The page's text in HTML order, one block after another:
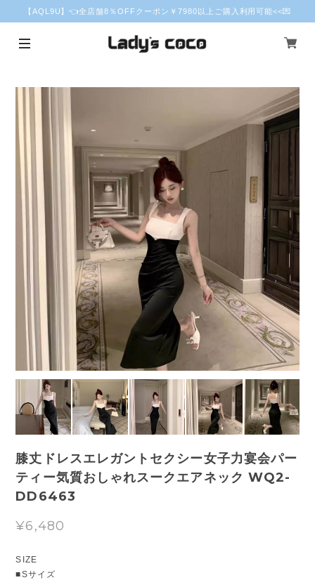
【AQL9U】👈全店舗8％OFFクーポン￥7980以上ご購入利用可能<<💌
膝丈ドレスエレガントセクシー女子力宴会パー
ティー気質おしゃれスークエアネック WQ2-
DD6463
¥6,480
SIZE
■Sサイズ